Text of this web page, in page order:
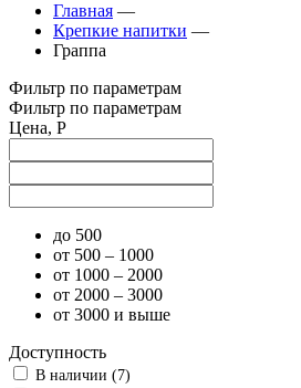
Главная —
Крепкие напитки —
Граппа
Фильтр по параметрам
Фильтр по параметрам
Цена, Р
до 500
от 500 – 1000
от 1000 – 2000
от 2000 – 3000
от 3000 и выше
Доступность
В наличии (7)